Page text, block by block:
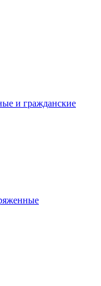
и гражданские